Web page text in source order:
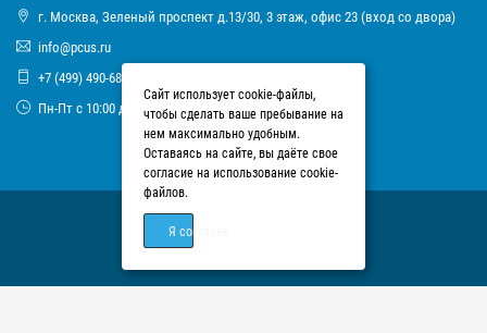
г. Москва, Зеленый проспект д.13/30, 3 этаж, офис 23 (вход со двора)
info@pcus.ru
+7 (499) 490-68-93
Пн-Пт с 10:00 до 17:00
Сайт использует cookie-файлы,
чтобы сделать ваше пребывание на
нем максимально удобным.
Оставаясь на сайте, вы даёте свое
согласие на использование cookie-
файлов.
Я согласен